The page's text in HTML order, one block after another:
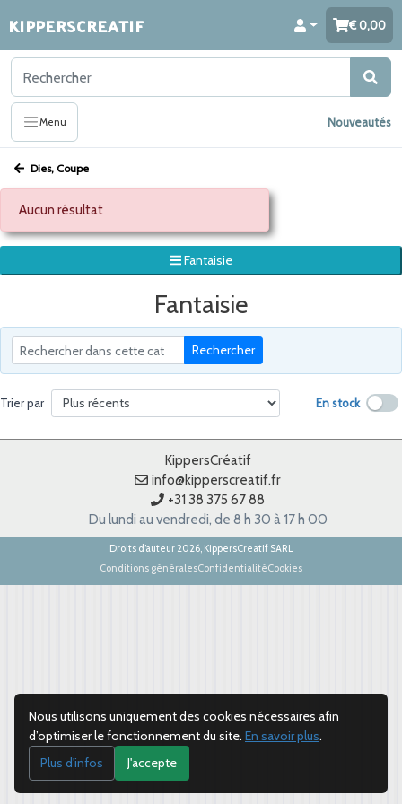
KIPPERSCREATIF 0,00
Menu Nouveautés
Dies, Coupe
Aucun résultat
Fantaisie
Fantaisie
Rechercher
Trier par En stock
KippersCréatif
info@kipperscreatif.fr
+31 38 375 67 88
Du lundi au vendredi, de 8 h 30 à 17 h 00
Droits d’auteur 2026, KippersCreatif SARL
Conditions généralesConfidentialitéCookies
Nous utilisons uniquement des cookies nécessaires afin
d’optimiser le fonctionnement du site. En savoir plus.
Plus d'infos
J'accepte